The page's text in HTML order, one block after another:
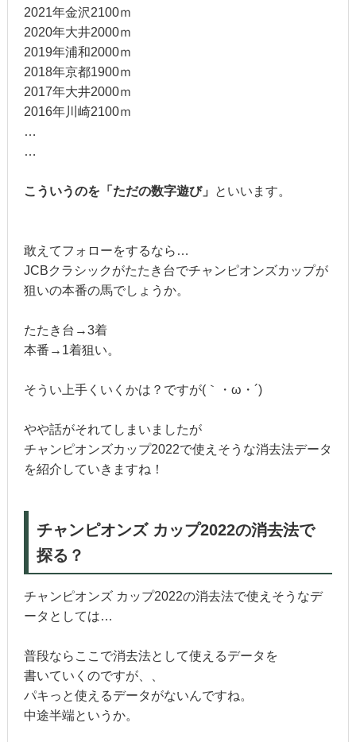
2021年金沢2100ｍ
2020年大井2000ｍ
2019年浦和2000ｍ
2018年京都1900ｍ
2017年大井2000ｍ
2016年川崎2100ｍ
…
…
こういうのを「ただの数字遊び」 といいます。
敢えてフォローをするなら…
JCBクラシックがたたき台でチャンピオンズカップが
狙いの本番の馬でしょうか。
たたき台→3着
本番→1着狙い。
そうい上手くいくかは？ですが(｀・ω・´)
やや話がそれてしまいましたが
チャンピオンズカップ2022で使えそうな消去法データ
を紹介していきますね！
チャンピオンズ カップ2022の消去法で
探る？
チャンピオンズ カップ2022の消去法で使えそうなデ
ータとしては…
普段ならここで消去法として使えるデータを
書いていくのですが、、
パキっと使えるデータがないんですね。
中途半端というか。